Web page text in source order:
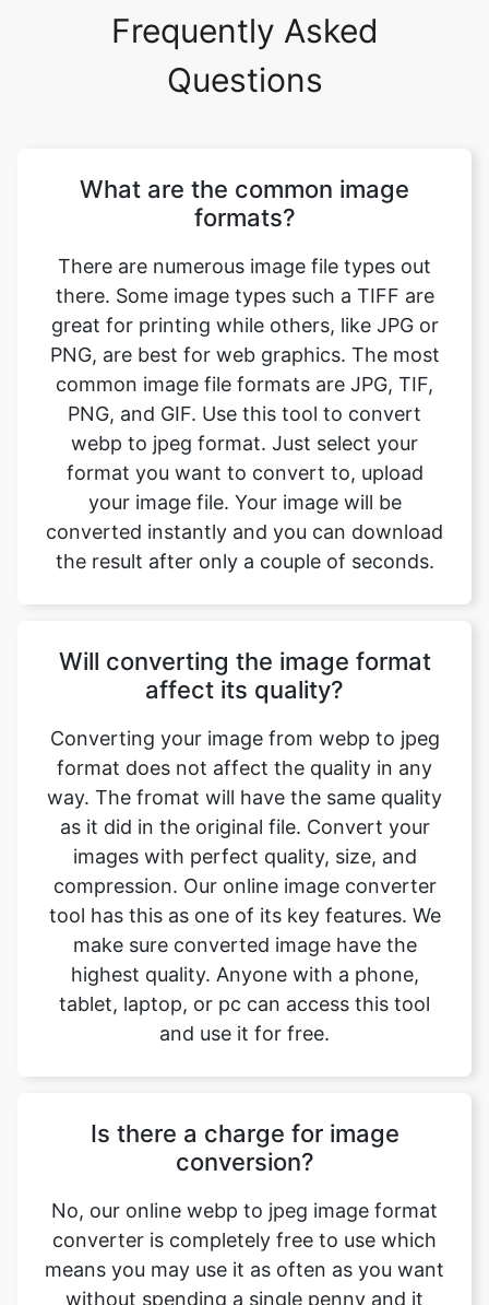
What are the common image
there. Some image types such a TIFF are
great for printing while others, like JPG or
PNG, are best for web graphics. The most
common image file formats are JPG, TIF,
PNG, and GIF. Use this tool to convert
webp to jpeg format. Just select your
format you want to convert to, upload
your image file. Your image will be
converted instantly and you can download
the result after only a couple of seconds.
Will converting the image format
format does not affect the quality in any
way. The fromat will have the same quality
as it did in the original file. Convert your
images with perfect quality, size, and
compression. Our online image converter
tool has this as one of its key features. We
make sure converted image have the
highest quality. Anyone with a phone,
tablet, laptop, or pc can access this tool
and use it for free.
Is there a charge for image
converter is completely free to use which
means you may use it as often as you want
without spending a single penny and it
does not require installation. Our free
online image converting tool can be used
by anybody and everybody. For using this